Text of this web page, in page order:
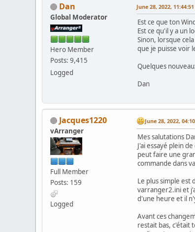
Dan
Global Moderator
Hero Member
Posts: 9,415
Logged
June 28, 2022,
Est ce que ton
Est ce qu'il y a un
Sinon, lorsque
que je puisse voir
Quelques
Dan
Jacques1220
vArranger
Full Member
Posts: 159
Logged
June 28, 2022,
Mes salutations
J'ai essayé plein
peut faire une
commande dans
Le plus simple
varranger2.ini et
d'une heure et il
Avant ces
restait bas, c'était